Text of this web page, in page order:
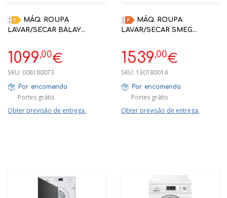
LAVAR/SECAR BALAY
ENCASTRE | 5 ANOS
GARANTIA
1099,00€
SKU: 008180073
Por encomenda
Portes grátis
Obter previsão de entrega.
LAVAR/SECAR SMEG
7/4 KG
1539,00€
SKU: 130180014
Por encomenda
Portes grátis
Obter previsão de entrega.